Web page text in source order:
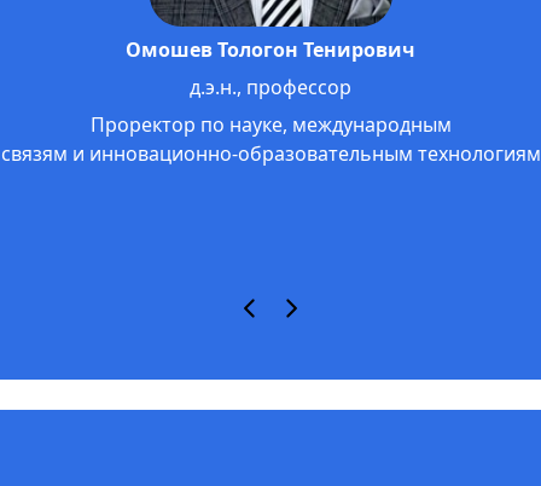
Жолдошбаев Анвар Сатышевич
к.ф.н., профессор МНУ
Проректор по внеучебной работе,
гос. языку и связям с общественностью